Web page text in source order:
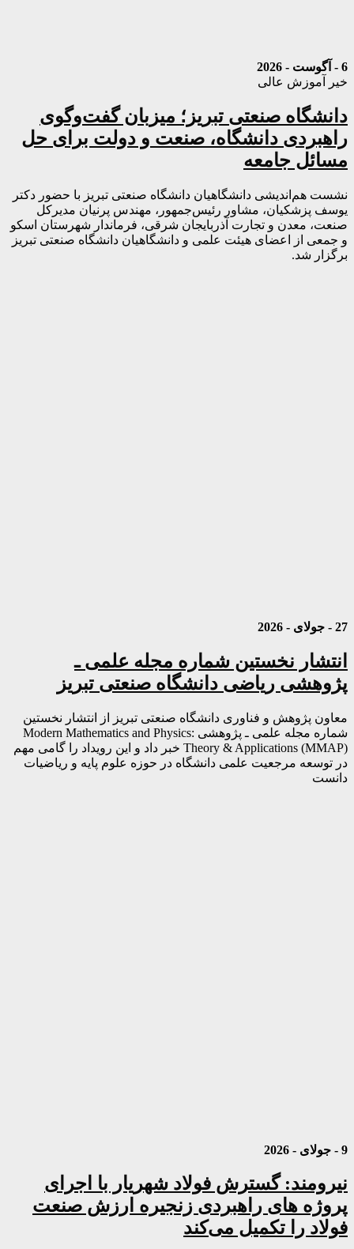
6 - آگوست - 2026
خیر آموزش عالی
دانشگاه صنعتی تبریز؛ میزبان گفت‌وگوی
راهبردی دانشگاه، صنعت و دولت برای حل
مسائل جامعه
نشست هم‌اندیشی دانشگاهیان دانشگاه صنعتی تبریز با حضور دکتر
یوسف پزشکیان، مشاور رئیس‌جمهور، مهندس پرنیان مدیرکل
صنعت، معدن و تجارت آذربایجان شرقی، فرماندار شهرستان اسکو
و جمعی از اعضای هیئت علمی و دانشگاهیان دانشگاه صنعتی تبریز
برگزار شد.
27 - جولای - 2026
انتشار نخستین شماره مجله علمی ـ
پژوهشی ریاضی دانشگاه صنعتی تبریز
معاون پژوهش و فناوری دانشگاه صنعتی تبریز از انتشار نخستین
شماره مجله علمی ـ پژوهشی Modern Mathematics and Physics:
Theory & Applications (MMAP) خبر داد و این رویداد را گامی مهم
در توسعه مرجعیت علمی دانشگاه در حوزه علوم پایه و ریاضیات
دانست
9 - جولای - 2026
نیرومند: گسترش فولاد شهریار با اجرای
پروژه های راهبردی زنجیره ارزش صنعت
فولاد را تکمیل می‌کند